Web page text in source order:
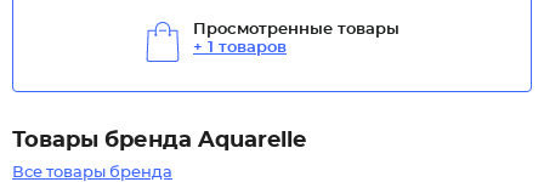
Просмотренные товары
+ 1 товаров
Товары бренда Aquarelle
Все товары бренда